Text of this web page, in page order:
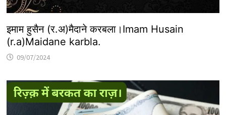
इमाम हुसैन (र.अ)मैदाने करबला।Imam Husain
(r.a)Maidane karbla.
09/07/2024